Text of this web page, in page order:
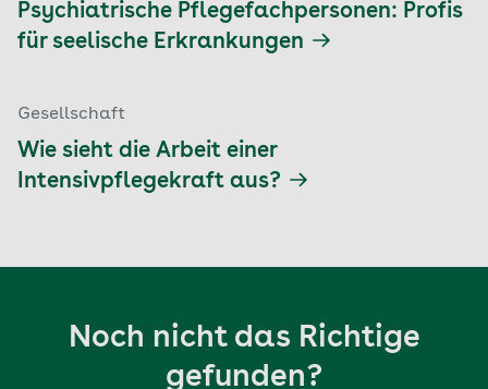
Psychiatrische Pflegefachpersonen: Profis
für seelische Erkrankungen
Gesellschaft
Wie sieht die Arbeit einer
Intensivpflegekraft aus?
Noch nicht das Richtige
gefunden?